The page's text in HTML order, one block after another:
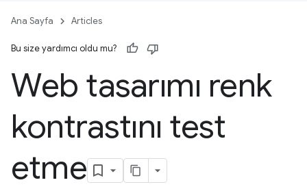
Ana Sayfa Articles
Bu size yardımcı oldu mu?
Web tasarımı renk
kontrastını test
etme